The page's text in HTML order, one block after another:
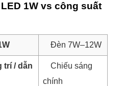
1W vs công suất
Đèn 7W–12W
trí / dẫn
Chiếu sáng
chính